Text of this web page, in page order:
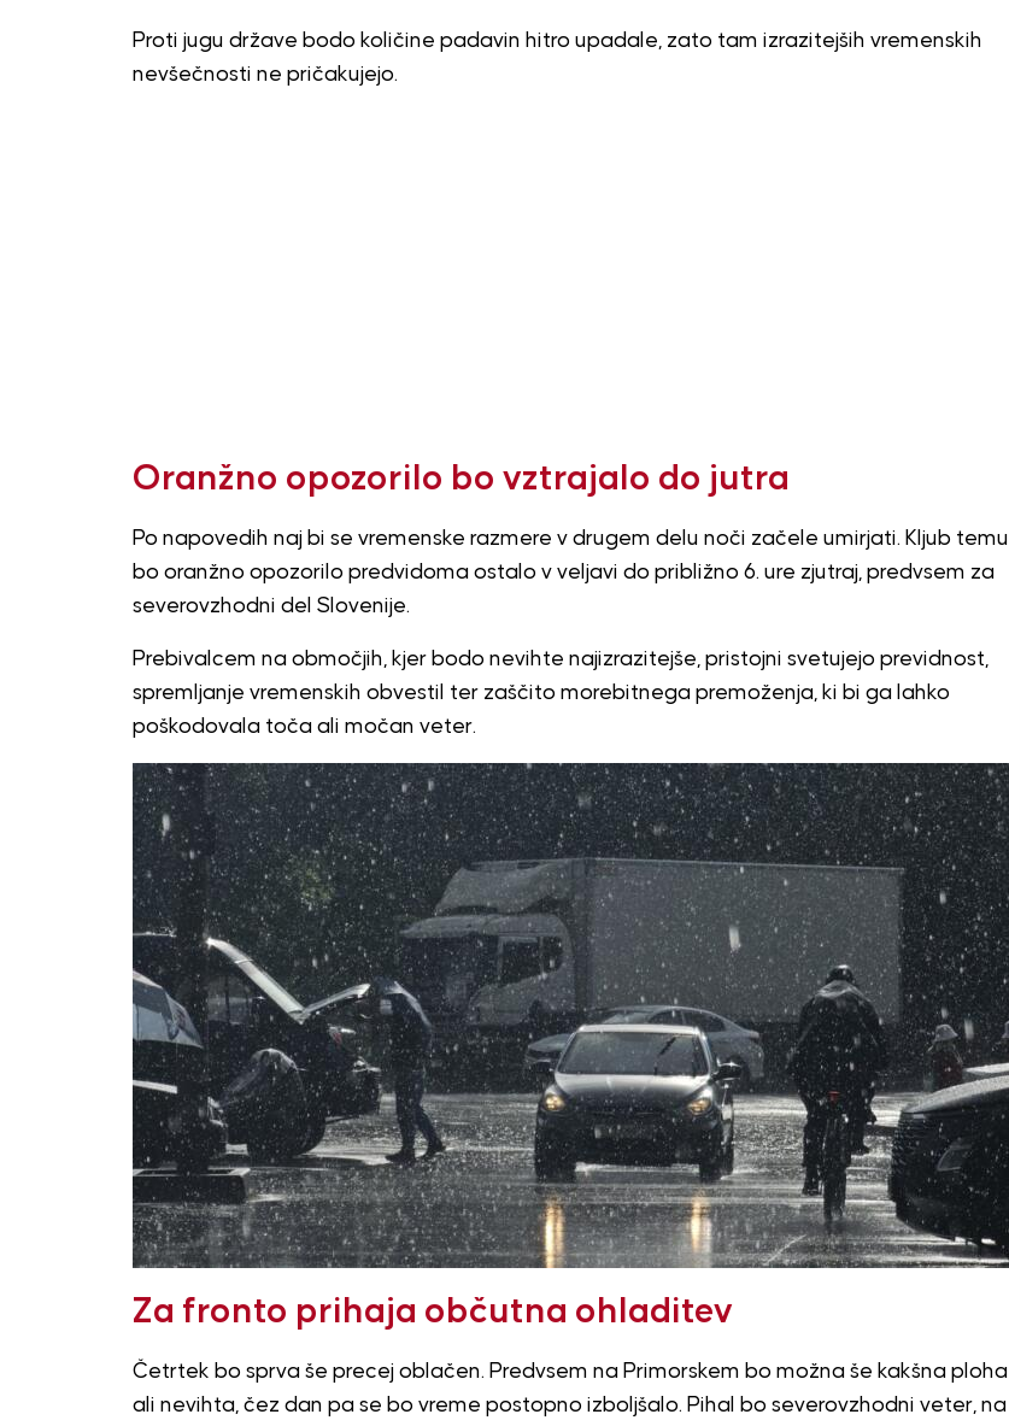
Proti jugu države bodo količine padavin hitro upadale, zato tam izrazitejših vremenskih
nevšečnosti ne pričakujejo.
Oranžno opozorilo bo vztrajalo do jutra
Po napovedih naj bi se vremenske razmere v drugem delu noči začele umirjati. Kljub temu
bo oranžno opozorilo predvidoma ostalo v veljavi do približno 6. ure zjutraj, predvsem za
severovzhodni del Slovenije.
Prebivalcem na območjih, kjer bodo nevihte najizrazitejše, pristojni svetujejo previdnost,
spremljanje vremenskih obvestil ter zaščito morebitnega premoženja, ki bi ga lahko
poškodovala toča ali močan veter.
Za fronto prihaja občutna ohladitev
Četrtek bo sprva še precej oblačen. Predvsem na Primorskem bo možna še kakšna ploha
ali nevihta, čez dan pa se bo vreme postopno izboljšalo. Pihal bo severovzhodni veter, na